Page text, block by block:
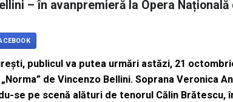
– în avanpremieră la Opera
publicul va putea urmări astăzi, 21
de Vincenzo Bellini. Soprana Veronica
se pe scenă alături de tenorul Călin Brătescu,